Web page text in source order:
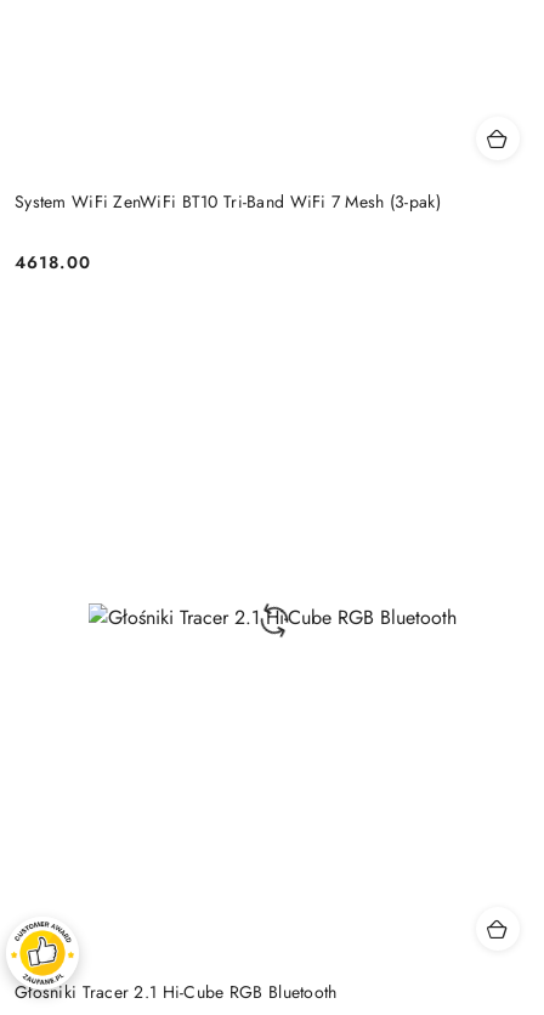
System WiFi ZenWiFi BT10 Tri-Band WiFi 7 Mesh (3-pak)
Price:
4618.00
Głośniki Tracer 2.1 Hi-Cube RGB Bluetooth